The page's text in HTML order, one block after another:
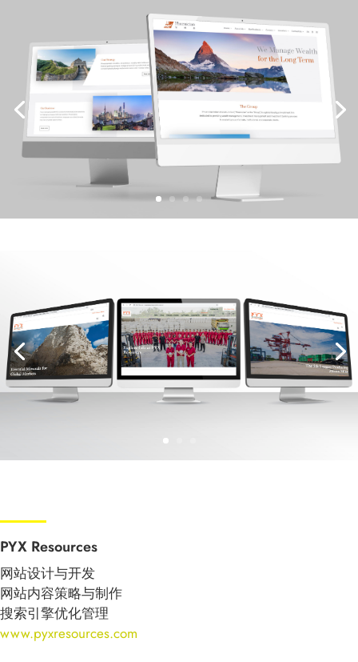
PYX Resources
网站设计与开发
网站内容策略与制作
搜索引擎优化管理
www.pyxresources.com